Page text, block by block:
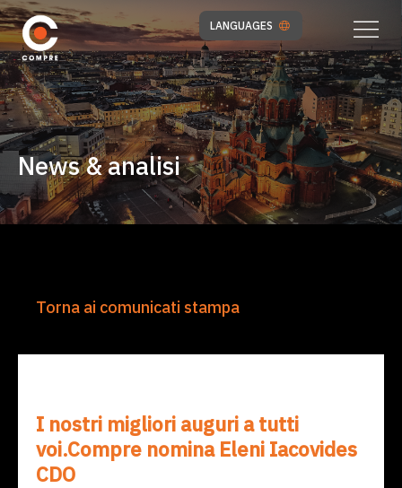
LANGUAGES
News & analisi
Torna ai comunicati stampa
I nostri migliori auguri a tutti
voi.Compre nomina Eleni Iacovides
CDO